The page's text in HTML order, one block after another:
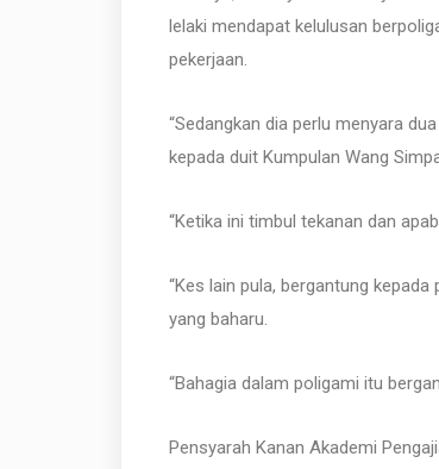
lelaki mendapat kelulusan
pekerjaan.
“Sedangkan dia perlu menyara
kepada duit Kumpulan Wang
“Ketika ini timbul tekanan dan
“Kes lain pula, bergantung
yang baharu.
“Bahagia dalam poligami itu
Pensyarah Kanan Akademi